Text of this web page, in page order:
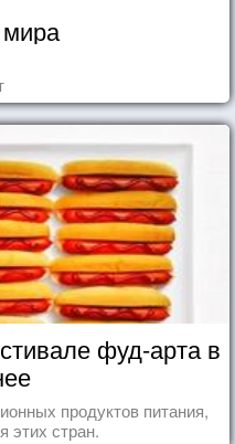
фуд-арта в
продуктов питания,
этих стран.